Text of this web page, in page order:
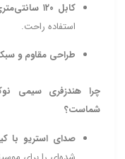
کابل ۱۲۰ سانتی‌متری مقاوم:
استفاده راحت.
طراحی مقاوم و
شماست؟
صدای استریو با